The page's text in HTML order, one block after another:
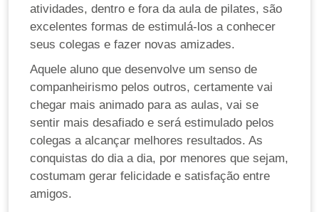
atividades, dentro e fora da aula de pilates, são
excelentes formas de estimulá-los a conhecer
seus colegas e fazer novas amizades.
Aquele aluno que desenvolve um senso de
companheirismo pelos outros, certamente vai
chegar mais animado para as aulas, vai se
sentir mais desafiado e será estimulado pelos
colegas a alcançar melhores resultados. As
conquistas do dia a dia, por menores que sejam,
costumam gerar felicidade e satisfação entre
amigos.